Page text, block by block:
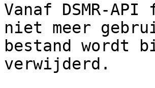
Vanaf DSMR-
niet meer
bestand wordt
verwijderd.